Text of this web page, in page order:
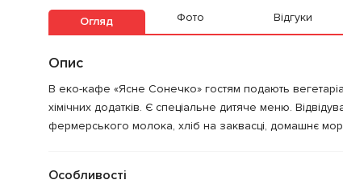
Огляд Фото Відгуки
Опис
В еко-кафе «Ясне Сонечко» гостям подають
хімічних додатків. Є спеціальне дитяче меню.
фермерського молока, хліб на заквасці, домашнє
Особливості